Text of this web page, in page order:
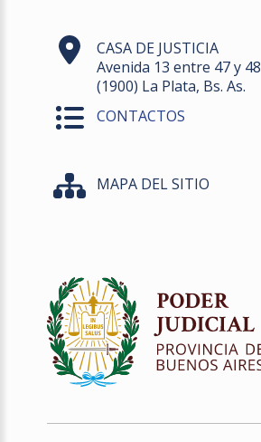
CASA DE JUSTICIA
Avenida 13 entre 47 y 48
(1900) La Plata, Bs. As.
CONTACTOS
MAPA DEL SITIO